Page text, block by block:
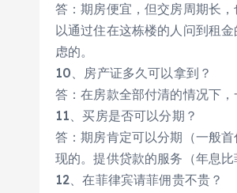
答：期房便宜，但交房周期长
以通过住在这栋楼的人问到租
虑的。
10、房产证多久可以拿到？
答：在房款全部付清的情况下
11、买房是否可以分期？
答：期房肯定可以分期（一般
现的。提供贷款的服务（年息比
12、在菲律宾请菲佣贵不贵？